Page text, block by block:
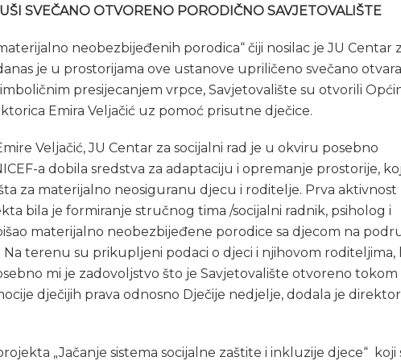
SVEČANO OTVORENO PORODIČNO SAVJETOVALIŠTE
neobezbijeđenih porodica“ čiji nosilac je JU Centar
je u prostorijama ove ustanove upriličeno svečano
presijecanjem vrpce, Savjetovalište su otvorili
Emira Veljačić uz pomoć prisutne dječice.
Veljačić, JU Centar za socijalni rad je u okviru posebno
a dobila sredstva za adaptaciju i opremanje prostorije,
za materijalno neosiguranu djecu i roditelje. Prva aktivnost
bila je formiranje stručnog tima /socijalni radnik, psiholog i
materijalno neobezbijeđene porodice sa djecom na
Na terenu su prikupljeni podaci o djeci i njihovom roditeljima,
mi je zadovoljstvo što je Savjetovalište otvoreno tokom
dječijih prava odnosno Dječije nedjelje, dodala je
„Jačanje sistema socijalne zaštite i inkluzije djece“ koji